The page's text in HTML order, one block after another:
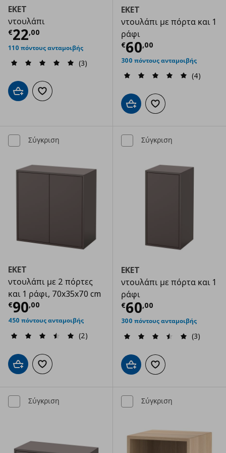
EKET
ντουλάπι
€22,00
Τρέχουσα τιμή € 22,00
110 πόντους ανταμοιβής
(3)
Προσθήκη στο καλάθι
Προσθήκη στα αγαπημένα
EKET
ντουλάπι με πόρτα και 1
ράφι
€60,00
Τρέχουσα
300 πόντους ανταμοιβής
(4)
Προσθήκη στο καλάθι
Προσθήκη στα
Σύγκριση
EKET
ντουλάπι με 2 πόρτες
και 1 ράφι, 70x35x70 cm
€90,00
Τρέχουσα τιμή € 90,00
450 πόντους ανταμοιβής
(2)
Προσθήκη στο καλάθι
Προσθήκη στα αγαπημένα
Σύγκριση
EKET
ντουλάπι με πόρτα και 1
ράφι
€60,00
Τρέχουσα
300 πόντους ανταμοιβής
(3)
Προσθήκη στο καλάθι
Προσθήκη στα
Σύγκριση Σύγκριση